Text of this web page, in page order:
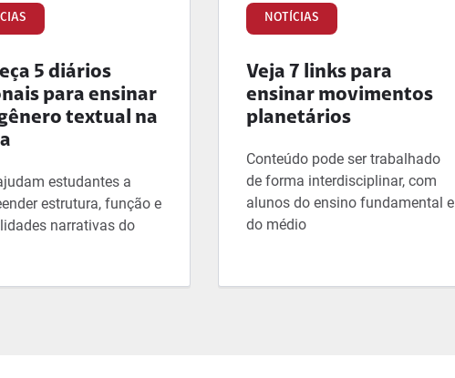
5 diários
para ensinar
textual na
estudantes a
estrutura, função e
narrativas do
NOTÍCIAS
Veja 7 links para
ensinar movimentos
planetários
Conteúdo pode ser trabalhado
de forma interdisciplinar, com
alunos do ensino fundamental e
do médio